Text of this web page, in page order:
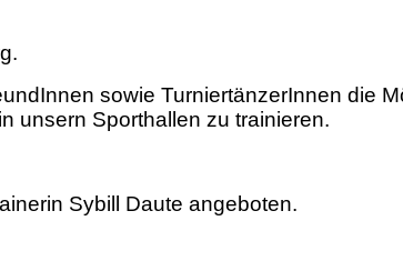
sowie TurniertänzerInnen die
unsern Sporthallen zu trainieren.
Sybill Daute angeboten.